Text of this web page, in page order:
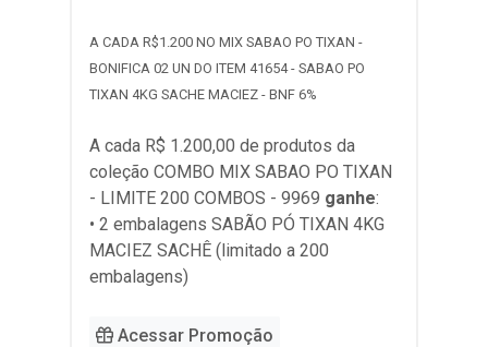
A CADA R$1.200 NO MIX SABAO PO TIXAN -
BONIFICA 02 UN DO ITEM 41654 - SABAO PO
TIXAN 4KG SACHE MACIEZ - BNF 6%
A cada R$ 1.200,00 de produtos da
coleção COMBO MIX SABAO PO TIXAN
- LIMITE 200 COMBOS - 9969 ganhe:
• 2 embalagens SABÃO PÓ TIXAN 4KG
MACIEZ SACHÊ (limitado a 200
embalagens)
Acessar Promoção